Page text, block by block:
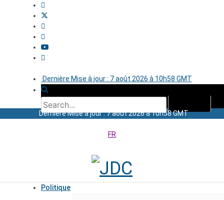
Dernière Mise à jour : 7 août 2026 à 10h58 GMT
Dernière Mise à jour : 7 août 2026 à 10h58 GMT
FR
Politique